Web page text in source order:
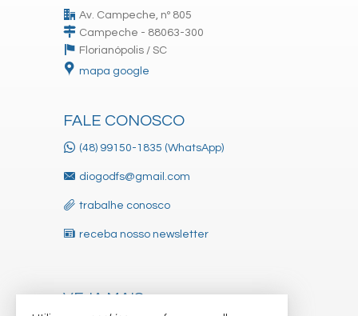
Av. Campeche, nº 805
Campeche - 88063-300
Florianópolis / SC
mapa google
FALE CONOSCO
(48) 99150-1835 (WhatsApp)
diogodfs@gmail.com
trabalhe conosco
receba nosso newsletter
VEJA MAIS